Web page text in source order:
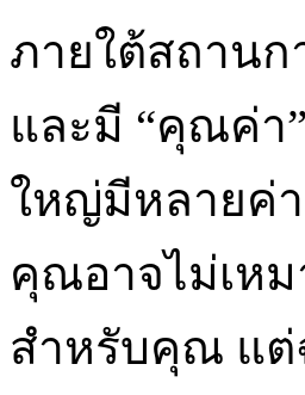
ภายใต้สถานก
และมี “คุณค่า
ใหญ่มีหลายค่
คุณอาจไม่เห
สำหรับคุณ แต่